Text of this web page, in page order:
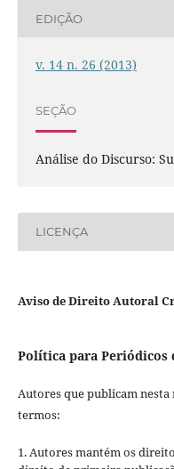
EDIÇÃO
v. 14 n. 26 (2013)
SEÇÃO
Análise do Discurso:
LICENÇA
Aviso de Direito Autoral
Política para Periódicos
Autores que publicam
termos:
1. Autores mantém os